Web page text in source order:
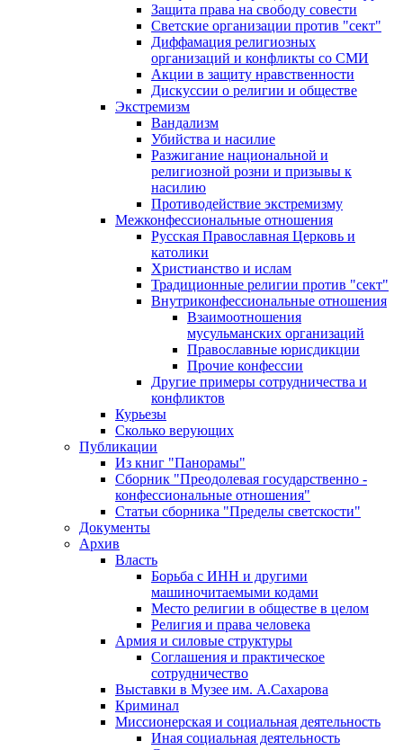
Защита права на свободу совести
Светские организации против "сект"
Диффамация религиозных
организаций и конфликты со СМИ
Акции в защиту нравственности
Дискуссии о религии и обществе
Экстремизм
Вандализм
Убийства и насилие
Разжигание национальной и
религиозной розни и призывы к
насилию
Противодействие экстремизму
Межконфессиональные отношения
Русская Православная Церковь и
католики
Христианство и ислам
Традиционные религии против "сект"
Внутриконфессиональные отношения
Взаимоотношения
мусульманских организаций
Православные юрисдикции
Прочие конфессии
Другие примеры сотрудничества и
конфликтов
Курьезы
Сколько верующих
Публикации
Из книг "Панорамы"
Сборник "Преодолевая государственно -
конфессиональные отношения"
Статьи сборника "Пределы светскости"
Документы
Архив
Власть
Борьба с ИНН и другими
машиночитаемыми кодами
Место религии в обществе в целом
Религия и права человека
Армия и силовые структуры
Соглашения и практическое
сотрудничество
Выставки в Музее им. А.Сахарова
Криминал
Миссионерская и социальная деятельность
Иная социальная деятельность